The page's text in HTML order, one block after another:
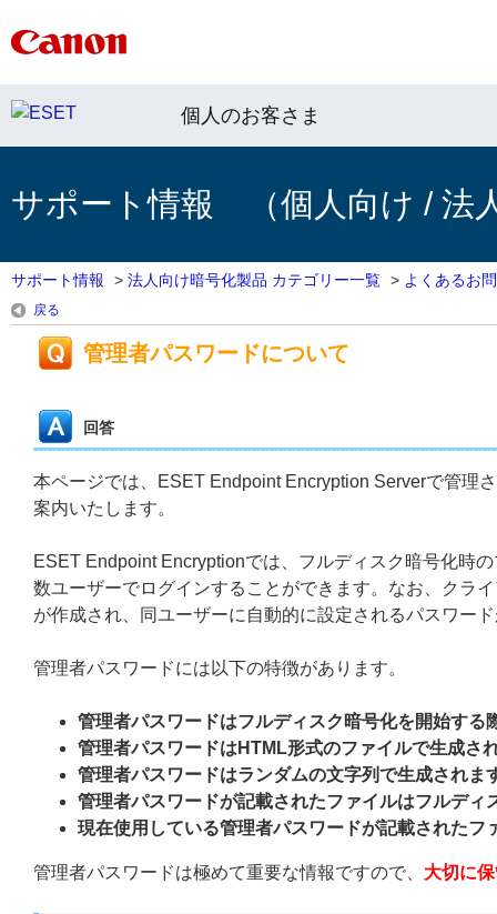
個人のお客さま
サポート情報 （個人向け / 法
サポート情報 > 法人向け暗号化製品 カテゴリー一覧 > よくあるお
戻る
管理者パスワードについて
回答
本ページでは、ESET Endpoint Encryption Serverで管理
案内いたします。
ESET Endpoint Encryptionでは、フルディスク暗号化時
数ユーザーでログインすることができます。なお、クラ
が作成され、同ユーザーに自動的に設定されるパスワー
管理者パスワードには以下の特徴があります。
管理者パスワードはフルディスク暗号化を開始する
管理者パスワードはHTML形式のファイルで生成さ
管理者パスワードはランダムの文字列で生成され
管理者パスワードが記載されたファイルはフルデ
現在使用している管理者パスワードが記載されたフ
管理者パスワードは極めて重要な情報ですので、 大切に